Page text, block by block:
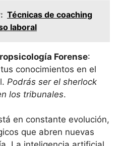
Técnicas de coaching
laboral
Forense:
conocimientos en el
Podrás ser el sherlock
los tribunales.
en constante evolución,
que abren nuevas